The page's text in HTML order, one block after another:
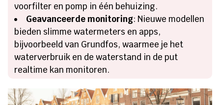
voorfilter en pomp in één behuizing.
Geavanceerde monitoring: Nieuwe modellen
bieden slimme watermeters en apps,
bijvoorbeeld van Grundfos, waarmee je het
waterverbruik en de waterstand in de put
realtime kan monitoren.